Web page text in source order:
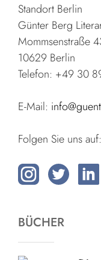
Standort Berlin
Günter Berg
Mommsenstraße
10629 Berlin
Telefon: +49 30
E-Mail:
Folgen Sie uns auf:
BÜCHER